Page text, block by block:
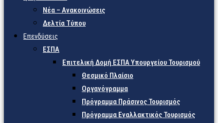
Νέα – Ανακοινώσεις
Δελτία Τύπου
Επενδύσεις
ΕΣΠΑ
Επιτελική Δομή ΕΣΠΑ Υπουργείου Τουρισμού
Θεσμικό Πλαίσιο
Οργανόγραμμα
Πρόγραμμα Πράσινος Τουρισμός
Πρόγραμμα Εναλλακτικός Τουρισμός